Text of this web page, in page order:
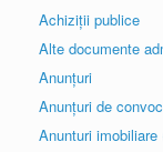
Achiziții publice
Alte documente
Anunțuri
Anunțuri de
Anunturi